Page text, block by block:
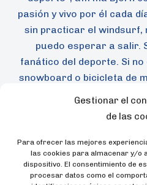
Gestionar el
de las
Para ofrecer las mejores
las cookies para almacenar y/o
dispositivo. El consentimiento de
procesar datos como el
pasión y vivo por él cada
sin practicar el windsurf,
puedo esperar a salir.
fanático del deporte. Si
snowboard o bicicleta de
conservación,
lagos y ríos del mundo,
necesidad de mantener